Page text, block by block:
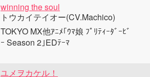
winning the soul
トウカイテイオー(CV.Machico)
TOKYO MX他ｱﾆﾒ｢ｳﾏ娘 ﾌﾟﾘﾃｨｰﾀﾞｰﾋﾞ
ｰ Season 2｣EDﾃｰﾏ
ユメヲカケル！